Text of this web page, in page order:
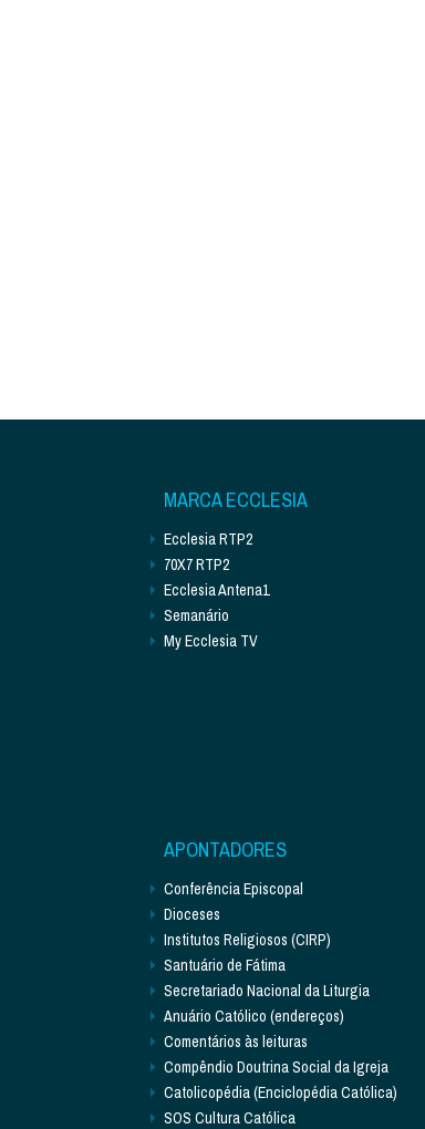
MARCA ECCLESIA
Ecclesia RTP2
70X7 RTP2
Ecclesia Antena1
Semanário
My Ecclesia TV
APONTADORES
Conferência Episcopal
Dioceses
Institutos Religiosos (CIRP)
Santuário de Fátima
Secretariado Nacional da Liturgia
Anuário Católico (endereços)
Comentários às leituras
Compêndio Doutrina Social da Igreja
Catolicopédia (Enciclopédia Católica)
SOS Cultura Católica